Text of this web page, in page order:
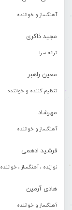
آهنگساز و خواننده
مجید ذاکری
ترانه سرا
معین راهبر
تنظیم کننده و خواننده
مهرشاد
آهنگساز و خواننده
فرشید ادهمی
نوازنده ، آهنگساز ، خواننده
هادی آرمین
آهنگساز و خواننده